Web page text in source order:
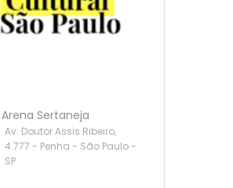
Arena Sertaneja
Av. Doutor Assis Ribeiro,
4.777 - Penha - São Paulo -
SP